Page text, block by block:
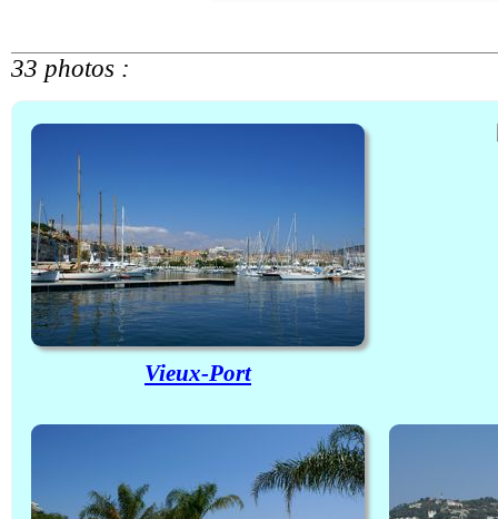
33 photos :
Vieux-Port